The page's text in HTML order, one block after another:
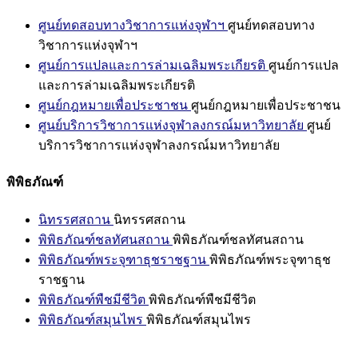
ศูนย์ทดสอบทางวิชาการแห่งจุฬาฯ ศูนย์ทดสอบทาง
วิชาการแห่งจุฬาฯ
ศูนย์การแปลและการล่ามเฉลิมพระเกียรติ ศูนย์การแปล
และการล่ามเฉลิมพระเกียรติ
ศูนย์กฎหมายเพื่อประชาชน ศูนย์กฎหมายเพื่อประชาชน
ศูนย์บริการวิชาการแห่งจุฬาลงกรณ์มหาวิทยาลัย ศูนย์
บริการวิชาการแห่งจุฬาลงกรณ์มหาวิทยาลัย
พิพิธภัณฑ์
นิทรรศสถาน นิทรรศสถาน
พิพิธภัณฑ์ชลทัศนสถาน พิพิธภัณฑ์ชลทัศนสถาน
พิพิธภัณฑ์พระจุฑาธุชราชฐาน พิพิธภัณฑ์พระจุฑาธุช
ราชฐาน
พิพิธภัณฑ์พืชมีชีวิต พิพิธภัณฑ์พืชมีชีวิต
พิพิธภัณฑ์สมุนไพร พิพิธภัณฑ์สมุนไพร